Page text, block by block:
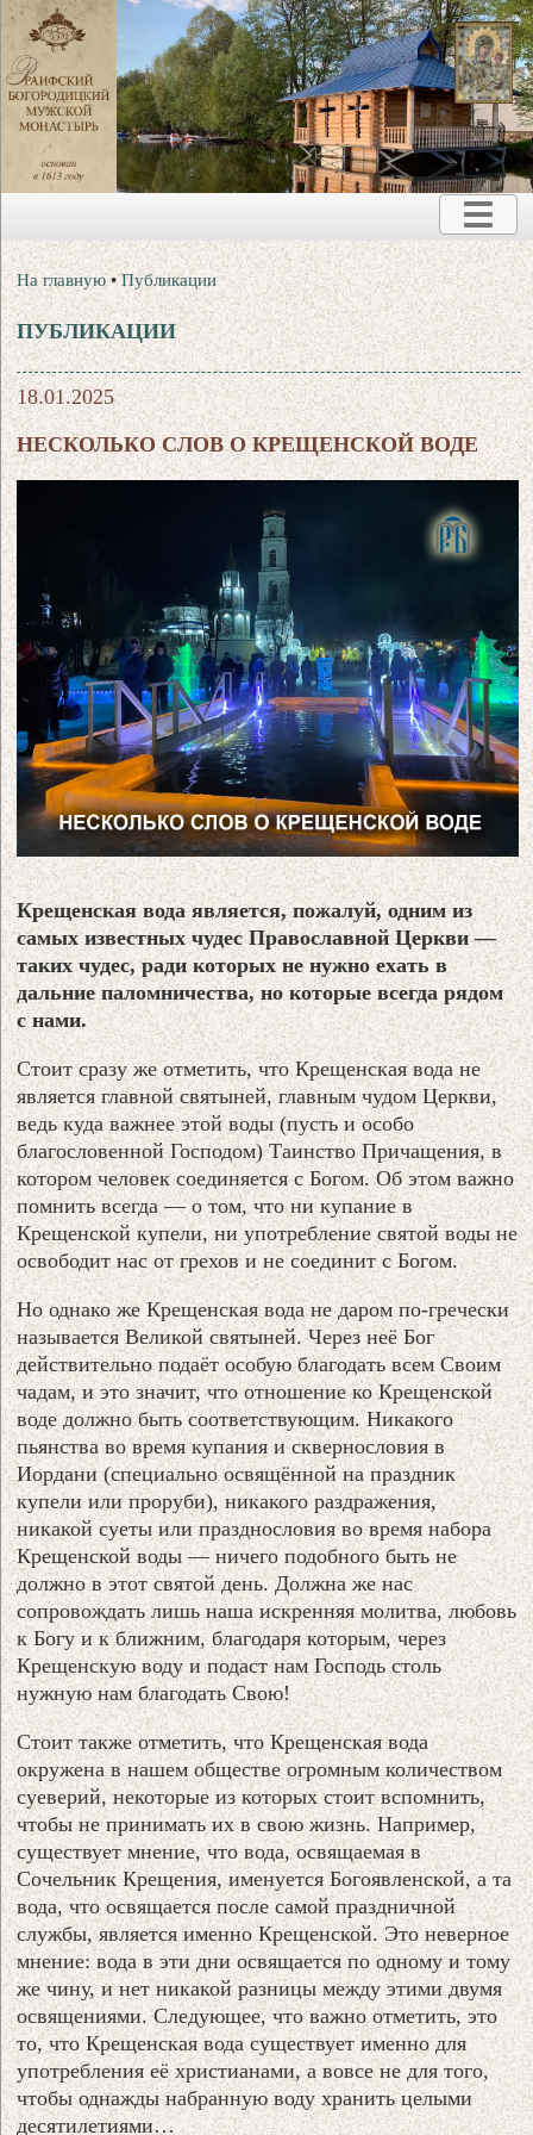
На главную •Публикации
ПУБЛИКАЦИИ
18.01.2025
НЕСКОЛЬКО СЛОВ О КРЕЩЕНСКОЙ ВОДЕ
Крещенская вода является, пожалуй, одним из
самых известных чудес Православной Церкви —
таких чудес, ради которых не нужно ехать в
дальние паломничества, но которые всегда рядом
с нами.
Стоит сразу же отметить, что Крещенская вода не
является главной святыней, главным чудом Церкви,
ведь куда важнее этой воды (пусть и особо
благословенной Господом) Таинство Причащения, в
котором человек соединяется с Богом. Об этом важно
помнить всегда — о том, что ни купание в
Крещенской купели, ни употребление святой воды не
освободит нас от грехов и не соединит с Богом.
Но однако же Крещенская вода не даром по-гречески
называется Великой святыней. Через неё Бог
действительно подаёт особую благодать всем Своим
чадам, и это значит, что отношение ко Крещенской
воде должно быть соответствующим. Никакого
пьянства во время купания и сквернословия в
Иордани (специально освящённой на праздник
купели или проруби), никакого раздражения,
никакой суеты или празднословия во время набора
Крещенской воды — ничего подобного быть не
должно в этот святой день. Должна же нас
сопровождать лишь наша искренняя молитва, любовь
к Богу и к ближним, благодаря которым, через
Крещенскую воду и подаст нам Господь столь
нужную нам благодать Свою!
Стоит также отметить, что Крещенская вода
окружена в нашем обществе огромным количеством
суеверий, некоторые из которых стоит вспомнить,
чтобы не принимать их в свою жизнь. Например,
существует мнение, что вода, освящаемая в
Сочельник Крещения, именуется Богоявленской, а та
вода, что освящается после самой праздничной
службы, является именно Крещенской. Это неверное
мнение: вода в эти дни освящается по одному и тому
же чину, и нет никакой разницы между этими двумя
освящениями. Следующее, что важно отметить, это
то, что Крещенская вода существует именно для
употребления её христианами, а вовсе не для того,
чтобы однажды набранную воду хранить целыми
десятилетиями…